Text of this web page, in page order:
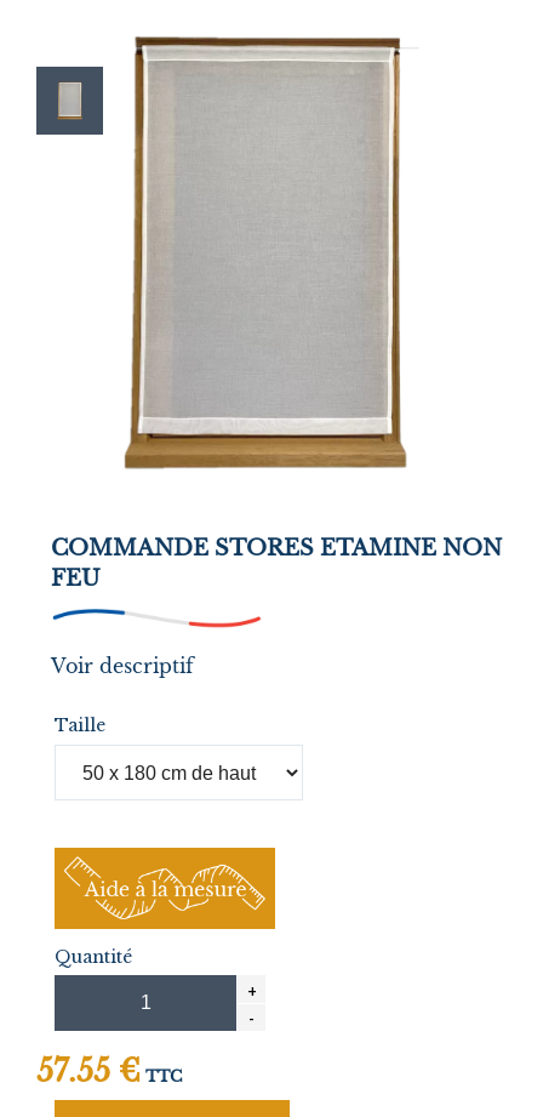
COMMANDE STORES ETAMINE NON
FEU
Voir descriptif
Taille
Quantité
57.55 € TTC